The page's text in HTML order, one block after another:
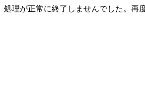
処理が正常に終了しませんでした。再